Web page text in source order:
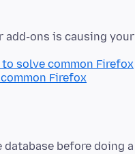
add-ons is causing your
solve common Firefox
Firefox
before doing a